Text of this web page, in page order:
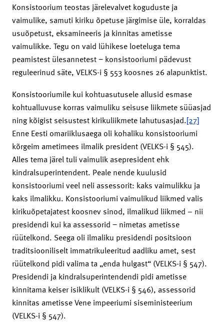
Konsistoorium teostas järelevalvet koguduste ja
vaimulike, samuti kiriku õpetuse järgimise üle, korraldas
usuõpetust, eksamineeris ja kinnitas ametisse
vaimulikke. Tegu on vaid lühikese loeteluga tema
peamistest ülesannetest − konsistooriumi pädevust
reguleerinud säte, VELKS-i § 553 koosnes 26 alapunktist.
Konsistooriumile kui kohtuasutusele allusid esmase
kohtualluvuse korras vaimuliku seisuse liikmete süüasjad
ning kõigist seisustest kirikuliikmete lahutusasjad.[27]
Enne Eesti omariiklusaega oli kohaliku konsistooriumi
kõrgeim ametimees ilmalik president (VELKS-i § 545).
Alles tema järel tuli vaimulik asepresident ehk
kindralsuperintendent. Peale nende kuulusid
konsistooriumi veel neli assessorit: kaks vaimulikku ja
kaks ilmalikku. Konsistooriumi vaimulikud liikmed valis
kirikuõpetajatest koosnev sinod, ilmalikud liikmed – nii
presidendi kui ka assessorid − nimetas ametisse
rüütelkond. Seega oli ilmaliku presidendi positsioon
traditsiooniliselt immatrikuleeritud aadliku amet, sest
rüütelkond pidi valima ta „enda hulgast“ (VELKS-i § 547).
Presidendi ja kindralsuperintendendi pidi ametisse
kinnitama keiser isiklikult (VELKS-i § 546), assessorid
kinnitas ametisse Vene impeeriumi siseministeerium
(VELKS-i § 547).